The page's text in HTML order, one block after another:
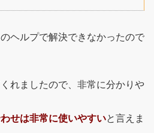
ヘルプで解決できなかったので
れましたので、非常に分かりや
せは非常に使いやすいと言えま